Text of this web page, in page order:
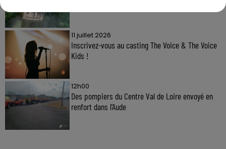
11 juillet 2026
Inscrivez-vous au casting The Voice & The Voice
Kids !
12h00
Des pompiers du Centre Val de Loire envoyé en
renfort dans l'Aude